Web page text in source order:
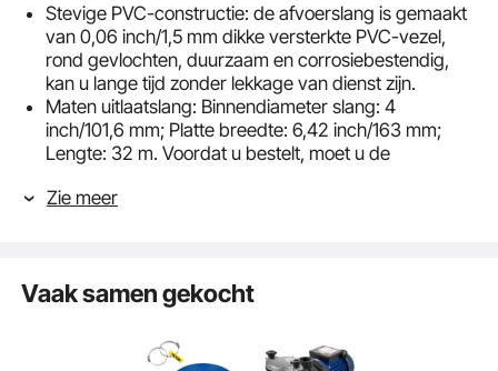
Stevige PVC-constructie: de afvoerslang is gemaakt
van 0,06 inch/1,5 mm dikke versterkte PVC-vezel,
rond gevlochten, duurzaam en corrosiebestendig,
kan u lange tijd zonder lekkage van dienst zijn.
Maten uitlaatslang: Binnendiameter slang: 4
inch/101,6 mm; Platte breedte: 6,42 inch/163 mm;
Lengte: 32 m. Voordat u bestelt, moet u de
te zijn dat deze goed past. Het kan 10 cm of minder
PVC-vezel, explosiebestendig en bestand tegen
Temperatuurbereik: 5°F tot 149°F (-15°C tot 65°C).
Eenvoudig te installeren en te gebruiken: onze platte
Zie meer
Vaak samen gekocht